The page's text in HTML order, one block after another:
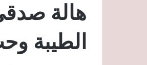
هالة
الطيبة